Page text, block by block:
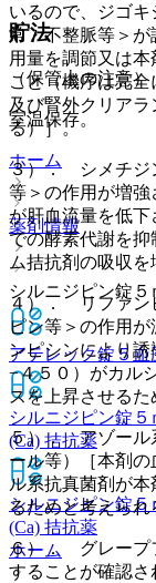
貯法
（保管上の注意）
室温保存。
ホーム
薬剤情報
シルニジピン錠５
アテレック錠５ 血
シルニジピン錠５
(Ca) 拮抗薬
シルニジピン錠５
(Ca) 拮抗薬
ホーム
いるので、ジゴ
常・不整脈等＞
用量を調節又は
こと（機序は完
及び腎外クリア
る）］。
３）． シメチジ
等＞の作用が増
が肝血流量を低下
での酵素代謝を抑
ム拮抗剤の吸収を
４）． リファン
ピン等＞の作用
ンピシンにより
−４５０）がカル
スを上昇させるた
５）． アゾール
ール等）［本剤
ル系抗真菌剤が
るためと考えられ
６）． グレープ
することが確認さ